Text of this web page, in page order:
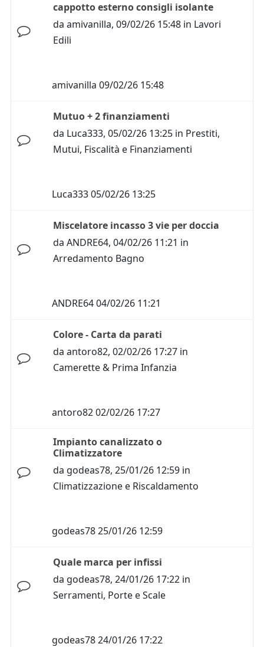
cappotto esterno consigli isolante
da amivanilla, 09/02/26 15:48 in Lavori
Edili
amivanilla 09/02/26 15:48
Mutuo + 2 finanziamenti
da Luca333, 05/02/26 13:25 in Prestiti,
Mutui, Fiscalità e Finanziamenti
Luca33305/02/26 13:25
Miscelatore incasso 3 vie per doccia
da ANDRE64, 04/02/26 11:21 in
Arredamento Bagno
ANDRE6404/02/26 11:21
Colore - Carta da parati
da antoro82, 02/02/26 17:27 in
Camerette & Prima Infanzia
antoro8202/02/26 17:27
Impianto canalizzato o
Climatizzatore
da godeas78, 25/01/26 12:59 in
Climatizzazione e Riscaldamento
godeas7825/01/26 12:59
Quale marca per infissi
da godeas78, 24/01/26 17:22 in
Serramenti, Porte e Scale
godeas7824/01/26 17:22